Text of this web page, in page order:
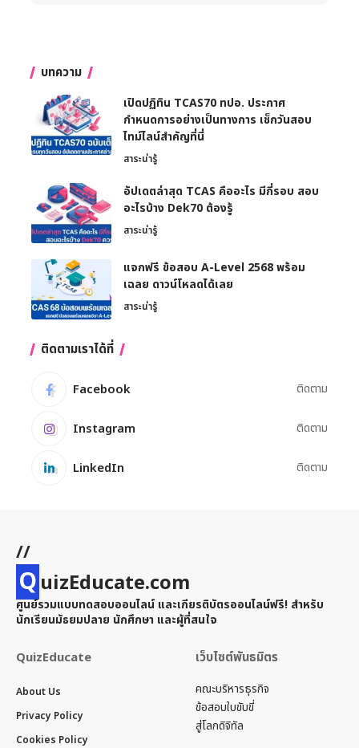
บทความ
เปิดปฏิทิน TCAS70 ทปอ. ประกาศ
กำหนดการอย่างเป็นทางการ เช็กวันสอบ
ไทม์ไลน์สำคัญที่นี่
สาระน่ารู้
อัปเดตล่าสุด TCAS คืออะไร มีกี่รอบ สอบ
อะไรบ้าง Dek70 ต้องรู้
สาระน่ารู้
แจกฟรี ข้อสอบ A-Level 2568 พร้อม
เฉลย ดาวน์โหลดได้เลย
สาระน่ารู้
ติดตามเราได้ที่
Facebook ติดตาม
Instagram ติดตาม
LinkedIn ติดตาม
//
QuizEducate.com
ศูนย์รวมแบบทดสอบออนไลน์ และเกียรติบัตรออนไลน์ฟรี! สำหรับ
นักเรียนมัธยมปลาย นักศึกษา และผู้ที่สนใจ
QuizEducate
About Us
Privacy Policy
Cookies Policy
เว็บไซต์พันธมิตร
คณะบริหารธุรกิจ
ข้อสอบใบขับขี่
สู่โลกดิจิทัล